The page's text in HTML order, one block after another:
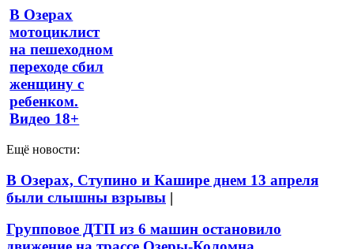
В Озерах
мотоциклист
на пешеходном
переходе сбил
женщину с
ребенком.
Видео 18+
Ещё новости:
В Озерах, Ступино и Кашире днем 13 апреля
были слышны взрывы |
Групповое ДТП из 6 машин остановило